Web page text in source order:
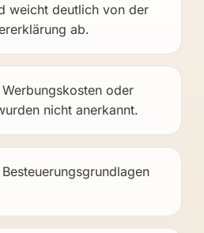
weicht deutlich von der
ab.
oder
nicht anerkannt.